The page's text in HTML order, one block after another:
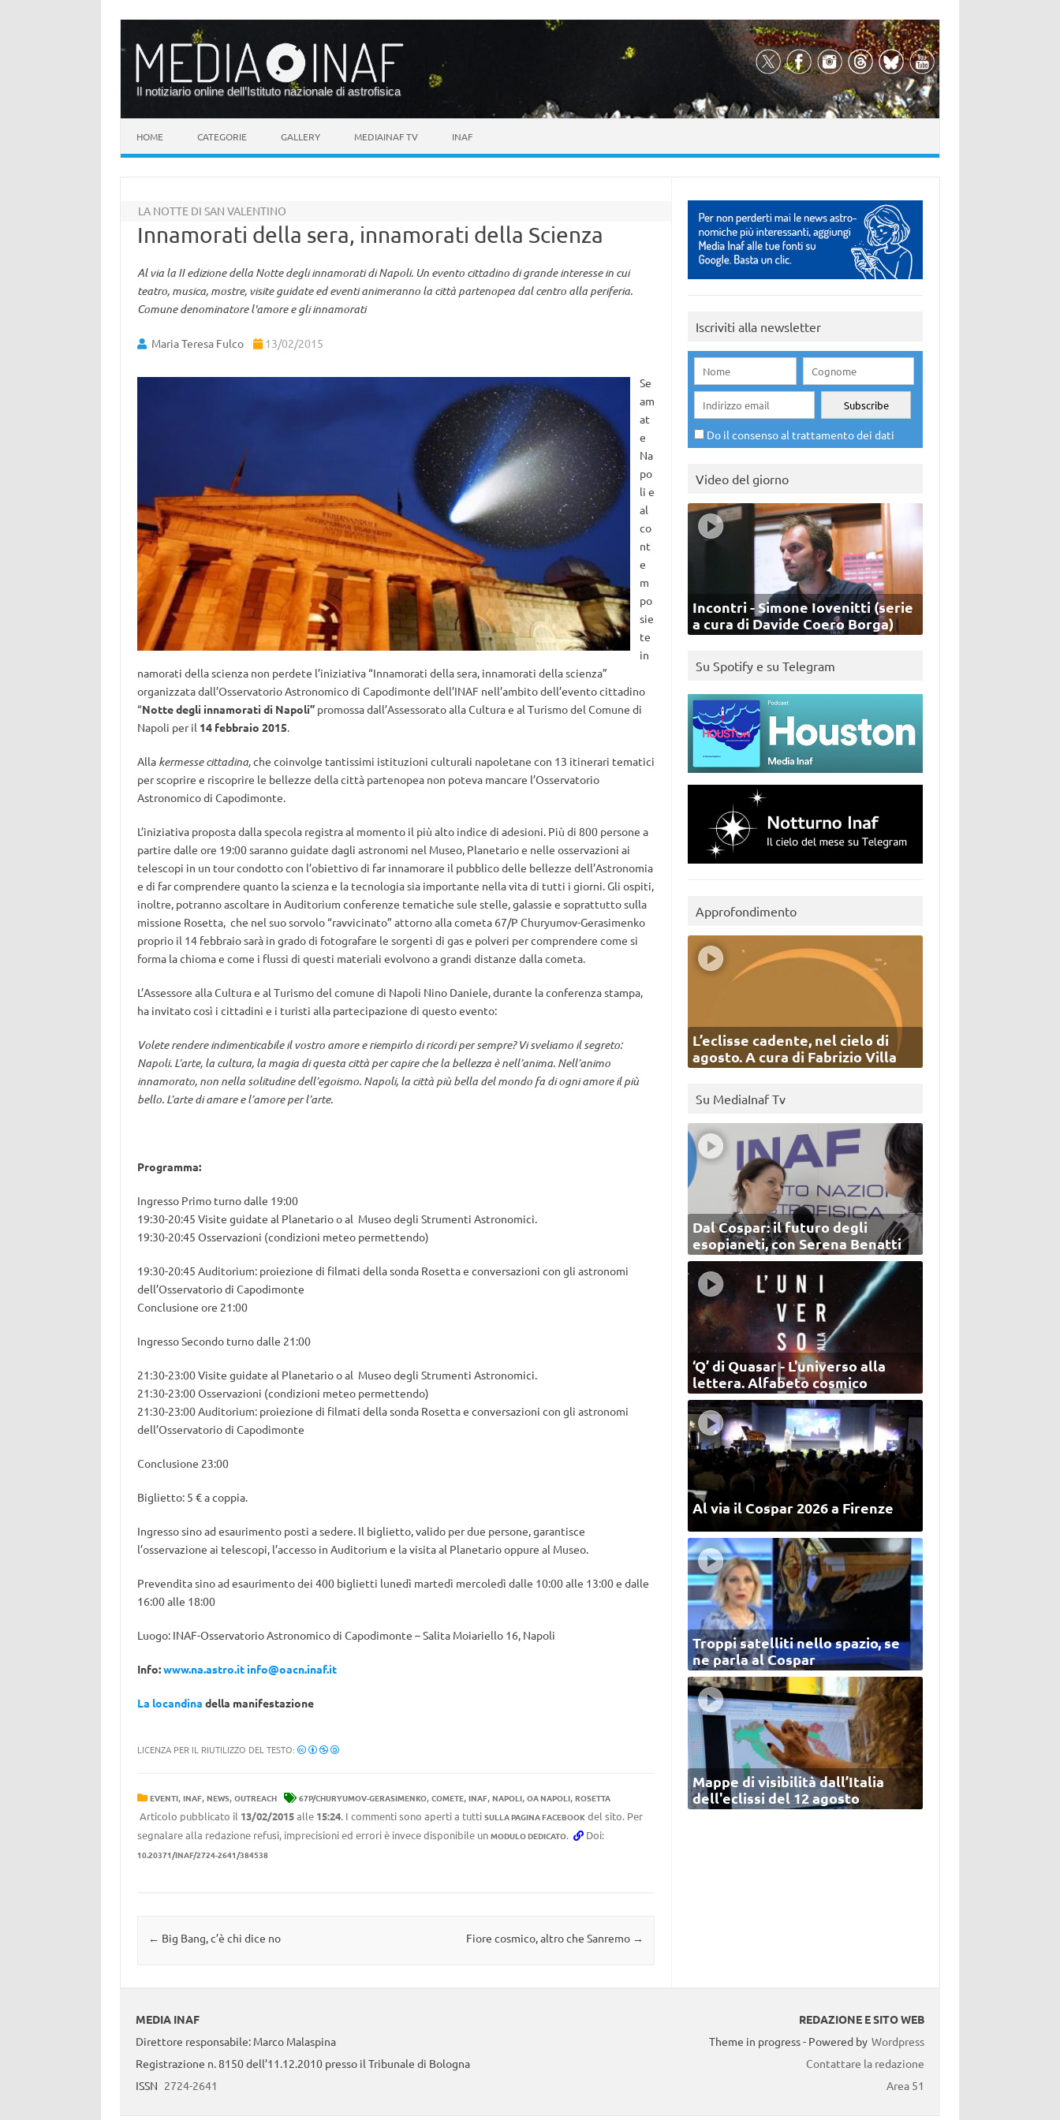
Il notiziario online dell’Istituto nazionale di astrofisica
HOME CATEGORIE GALLERY MEDIAINAF TV INAF
LA NOTTE DI SAN VALENTINO
Innamorati della sera, innamorati della Scienza
Al via la II edizione della Notte degli innamorati di Napoli. Un evento cittadino di grande interesse in cui
teatro, musica, mostre, visite guidate ed eventi animeranno la città partenopea dal centro alla periferia.
Comune denominatore l'amore e gli innamorati
Maria Teresa Fulco 13/02/2015
Se
am
at
e
Na
po
li e
al
co
nt
e
m
po
sie
te
in
namorati della scienza non perdete l’iniziativa “Innamorati della sera, innamorati della scienza”
organizzata dall’Osservatorio Astronomico di Capodimonte dell’INAF nell’ambito dell’evento cittadino
“Notte degli innamorati di Napoli”promossa dall’Assessorato alla Cultura e al Turismo del Comune di
Napoli per il 14 febbraio 2015.
Alla kermessecittadina,che coinvolge tantissimi istituzioni culturali napoletane con 13 itinerari tematici
per scoprire e riscoprire le bellezze della città partenopea non poteva mancare l’Osservatorio
Astronomico di Capodimonte.
L’iniziativa proposta dalla specola registra al momento il più alto indice di adesioni. Più di 800 persone a
partire dalle ore 19:00 saranno guidate dagli astronomi nel Museo, Planetario e nelle osservazioni ai
telescopi in un tour condotto con l’obiettivo di far innamorare il pubblico delle bellezze dell’Astronomia
e di far comprendere quanto la scienza e la tecnologia sia importante nella vita di tutti i giorni. Gli ospiti,
inoltre, potranno ascoltare in Auditorium conferenze tematiche sule stelle, galassie e soprattutto sulla
missione Rosetta, che nel suo sorvolo “ravvicinato” attorno alla cometa 67/P Churyumov-Gerasimenko
proprio il 14 febbraio sarà in grado di fotografare le sorgenti di gas e polveri per comprendere come si
forma la chioma e come i flussi di questi materiali evolvono a grandi distanze dalla cometa.
L’Assessore alla Cultura e al Turismo del comune di Napoli Nino Daniele, durante la conferenza stampa,
ha invitato così i cittadini e i turisti alla partecipazione di questo evento:
Volete rendere indimenticabile il vostro amore e riempirlo di ricordi per sempre? Vi sveliamo il segreto:
Napoli. L’arte, la cultura, la magia di questa città per capire che la bellezza è nell’anima. Nell’animo
innamorato, non nella solitudine dell’egoismo. Napoli, la città più bella del mondo fa di ogni amore il più
bello. L’arte di amare e l’amore per l’arte.
Programma:
Ingresso Primo turno dalle 19:00
19:30-20:45 Visite guidate al Planetario o al Museo degli Strumenti Astronomici.
19:30-20:45 Osservazioni (condizioni meteo permettendo)
19:30-20:45 Auditorium: proiezione di filmati della sonda Rosetta e conversazioni con gli astronomi
dell’Osservatorio di Capodimonte
Conclusione ore 21:00
Ingresso Secondo turno dalle 21:00
21:30-23:00 Visite guidate al Planetario o al Museo degli Strumenti Astronomici.
21:30-23:00 Osservazioni (condizioni meteo permettendo)
21:30-23:00 Auditorium: proiezione di filmati della sonda Rosetta e conversazioni con gli astronomi
dell’Osservatorio di Capodimonte
Conclusione 23:00
Biglietto: 5 € a coppia.
Ingresso sino ad esaurimento posti a sedere. Il biglietto, valido per due persone, garantisce
l’osservazione ai telescopi, l’accesso in Auditorium e la visita al Planetario oppure al Museo.
Prevendita sino ad esaurimento dei 400 biglietti lunedì martedì mercoledì dalle 10:00 alle 13:00 e dalle
16:00 alle 18:00
Luogo: INAF-Osservatorio Astronomico di Capodimonte – Salita Moiariello 16, Napoli
Info:www.na.astro.it info@oacn.inaf.it
La locandina della manifestazione
LICENZA PER IL RIUTILIZZO DEL TESTO:
EVENTI, INAF, NEWS, OUTREACH 67P/CHURYUMOV-GERASIMENKO, COMETE, INAF, NAPOLI, OA NAPOLI, ROSETTA
Articolo pubblicato il 13/02/2015alle 15:24. I commenti sono aperti a tutti SULLA PAGINA FACEBOOKdel sito. Per
segnalare alla redazione refusi, imprecisioni ed errori è invece disponibile un MODULO DEDICATO. Doi:
10.20371/INAF/2724-2641/384538
Navigazione articolo
← Big Bang, c’è chi dice no Fiore cosmico, altro che Sanremo →
Iscriviti alla newsletter
Do il consenso al trattamento dei dati
Video del giorno
Incontri - Simone Iovenitti (serie
a cura di Davide Coero Borga)
Su Spotify e su Telegram
Approfondimento
L’eclisse cadente, nel cielo di
agosto. A cura di Fabrizio Villa
Su MediaInaf Tv
Dal Cospar: il futuro degli
esopianeti, con Serena Benatti
‘Q’ di Quasar - L'universo alla
lettera. Alfabeto cosmico
Al via il Cospar 2026 a Firenze
Troppi satelliti nello spazio, se
ne parla al Cospar
Mappe di visibilità dall’Italia
dell'eclissi del 12 agosto
MEDIA INAF
Direttore responsabile: Marco Malaspina
Registrazione n. 8150 dell’11.12.2010 presso il Tribunale di Bologna
ISSN 2724-2641
REDAZIONE E SITO WEB
Theme in progress - Powered by Wordpress
Contattare la redazione
Area 51